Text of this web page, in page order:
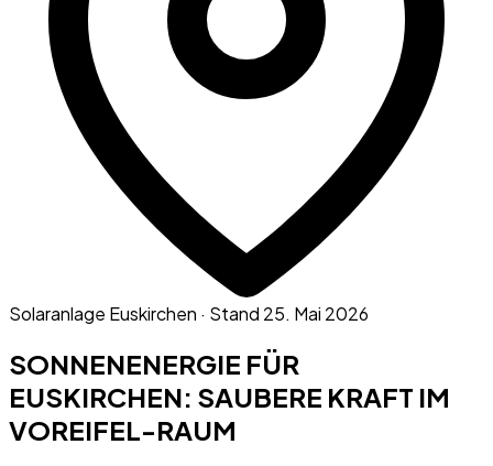
Solaranlage Euskirchen · Stand 25. Mai 2026
SONNENENERGIE FÜR
EUSKIRCHEN: SAUBERE KRAFT IM
VOREIFEL-RAUM